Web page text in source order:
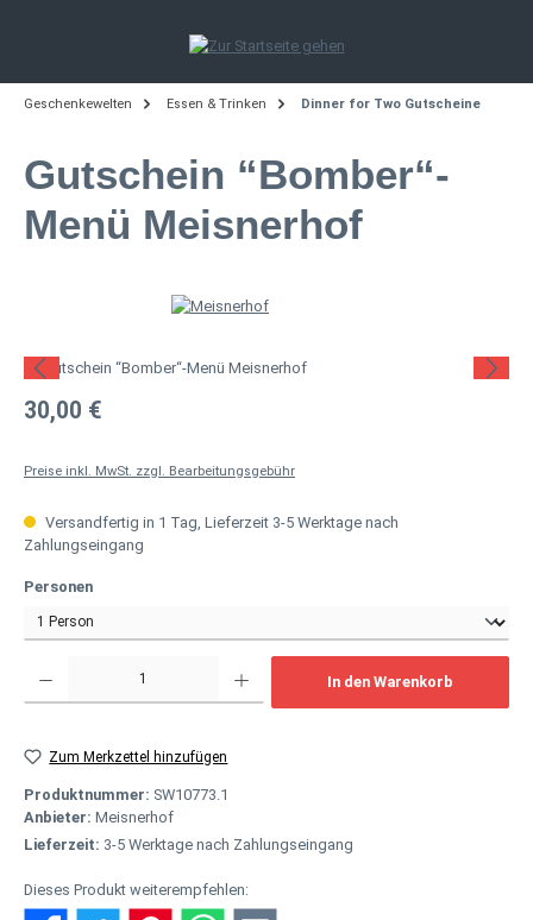
Geschenkewelten Essen & Trinken Dinner for Two Gutscheine
Gutschein “Bomber“-
Menü Meisnerhof
Bildergalerie überspringen
Regulärer Preis:
30,00 €
Preise inkl. MwSt. zzgl. Bearbeitungsgebühr
Versandfertig in 1 Tag, Lieferzeit 3-5 Werktage nach
Zahlungseingang
Personenauswählen
In den Warenkorb
Zum Merkzettel hinzufügen
Produktnummer: SW10773.1
Anbieter: Meisnerhof
Lieferzeit: 3-5 Werktage nach Zahlungseingang
Dieses Produkt weiterempfehlen: